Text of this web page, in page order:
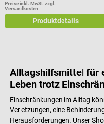
Preise inkl. MwSt. zzgl.
Versandkosten
Produktdetails
Alltagshilfsmittel für
Leben trotz
Einschränkungen im Alltag
Verletzungen, eine
Herausforderungen. Unser